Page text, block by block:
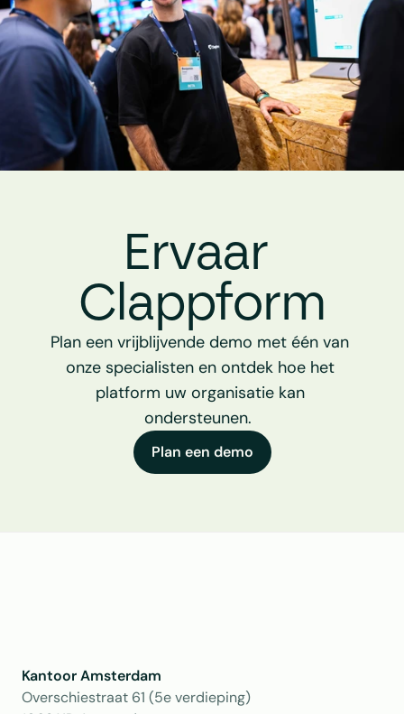
Ervaar
Clappform
Plan een vrijblijvende demo met één van
onze specialisten en ontdek hoe het
platform uw organisatie kan
ondersteunen.
Plan een demo
Kantoor Amsterdam
Overschiestraat 61 (5e verdieping)